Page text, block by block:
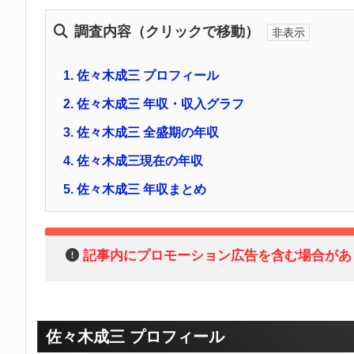
調査内容（クリックで移動）
1. 佐々木成三 プロフィール
2. 佐々木成三 年収・収入グラフ
3. 佐々木成三 全盛期の年収
4. 佐々木成三現在の年収
5. 佐々木成三 年収まとめ
記事内にプロモーション広告を含む場合が
佐々木成三 プロフィール